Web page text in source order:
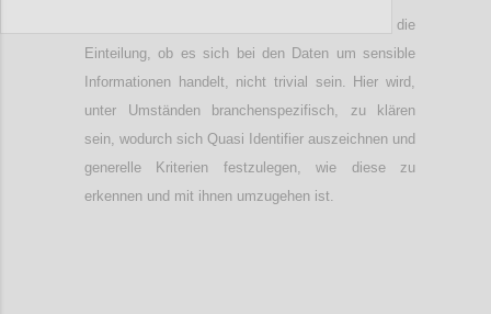
Speziell im Fall von Sensordaten kann die
Einteilung, ob es sich bei den Daten um sensible
Informationen handelt, nicht trivial sein. Hier wird,
unter Umständen branchenspezifisch, zu klären
sein, wodurch sich Quasi Identifier auszeichnen und
generelle Kriterien festzulegen, wie diese zu
erkennen und mit ihnen umzugehen ist.